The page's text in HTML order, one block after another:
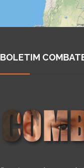
BOLETIM